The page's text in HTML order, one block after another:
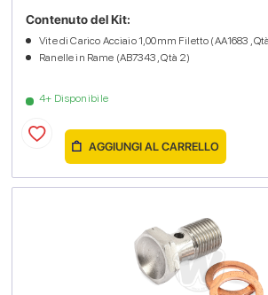
4+ Disponibile
Contenuto del Kit:
Vite di Carico Acciaio 1,00mm Filetto (AA1683 ,
Ranelle in Rame (AB7343 , Qtà 2)
AGGIUNGI AL CARRELLO